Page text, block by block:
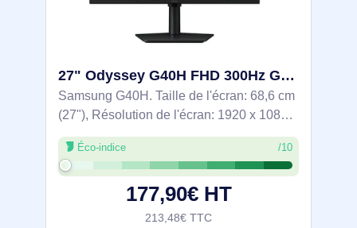
27" Odyssey G40H FHD 300Hz Gaming Monitor - LS27HG402EUXEN
Samsung G40H. Taille de l'écran: 68,6 cm
(27"), Résolution de l'écran: 1920 x 1080
pixels, Type HD: Full HD, Technologie
d'affichage: LCD, Temps de réponse: 1
ms, Format d'image: 16:9, Angle de
Éco-indice /10
177,90€ HT
213,48€ TTC